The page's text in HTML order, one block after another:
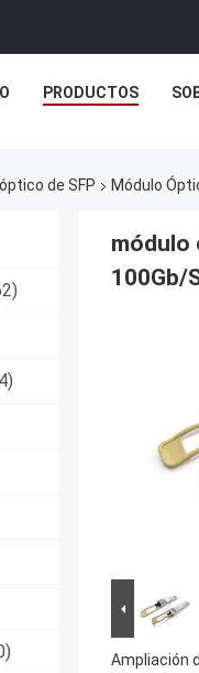
PRODUCTOS
de SFP Módulo
módulo
100Gb/
Ampliación